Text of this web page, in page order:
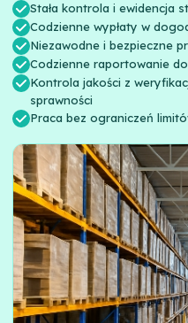
Stała kontrola i ewidencja
Codzienne wypłaty w
Niezawodne i bezpieczne
Codzienne raportowanie
Kontrola jakości z
sprawności
Praca bez ograniczeń